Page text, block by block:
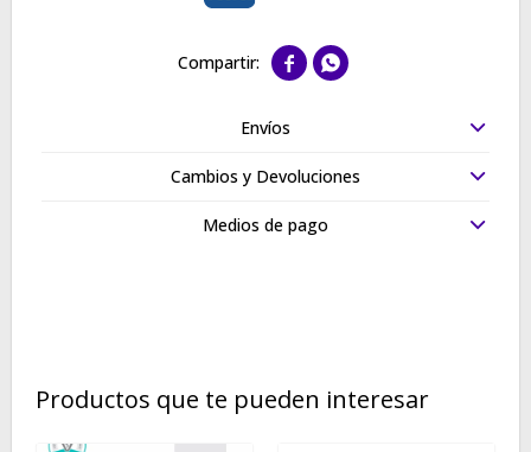
 
Envíos
Cambios y Devoluciones
Medios de pago
Productos que te pueden interesar